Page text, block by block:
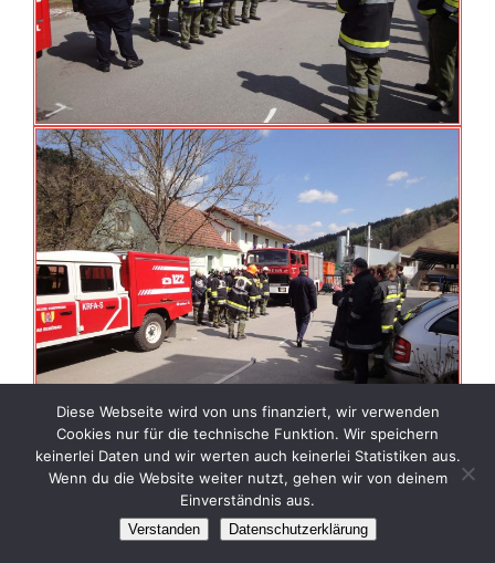
Diese Webseite wird von uns finanziert, wir verwenden
Cookies nur für die technische Funktion. Wir speichern
keinerlei Daten und wir werten auch keinerlei Statistiken aus.
Wenn du die Website weiter nutzt, gehen wir von deinem
Einverständnis aus.
Verstanden Datenschutzerklärung